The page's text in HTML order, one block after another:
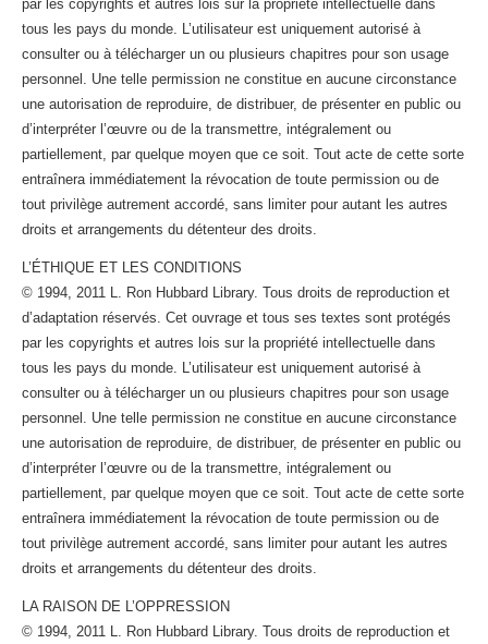
par les copyrights et autres lois sur la propriété intellectuelle dans
tous les pays du monde. L’utilisateur est uniquement autorisé à
consulter ou à télécharger un ou plusieurs chapitres pour son usage
personnel. Une telle permission ne constitue en aucune circonstance
une autorisation de reproduire, de distribuer, de présenter en public ou
d’interpréter l’œuvre ou de la transmettre, intégralement ou
partiellement, par quelque moyen que ce soit. Tout acte de cette sorte
entraînera immédiatement la révocation de toute permission ou de
tout privilège autrement accordé, sans limiter pour autant les autres
droits et arrangements du détenteur des droits.
L’ÉTHIQUE ET LES CONDITIONS
© 1994, 2011 L. Ron Hubbard Library. Tous droits de reproduction et
d’adaptation réservés. Cet ouvrage et tous ses textes sont protégés
par les copyrights et autres lois sur la propriété intellectuelle dans
tous les pays du monde. L’utilisateur est uniquement autorisé à
consulter ou à télécharger un ou plusieurs chapitres pour son usage
personnel. Une telle permission ne constitue en aucune circonstance
une autorisation de reproduire, de distribuer, de présenter en public ou
d’interpréter l’œuvre ou de la transmettre, intégralement ou
partiellement, par quelque moyen que ce soit. Tout acte de cette sorte
entraînera immédiatement la révocation de toute permission ou de
tout privilège autrement accordé, sans limiter pour autant les autres
droits et arrangements du détenteur des droits.
LA RAISON DE L’OPPRESSION
© 1994, 2011 L. Ron Hubbard Library. Tous droits de reproduction et